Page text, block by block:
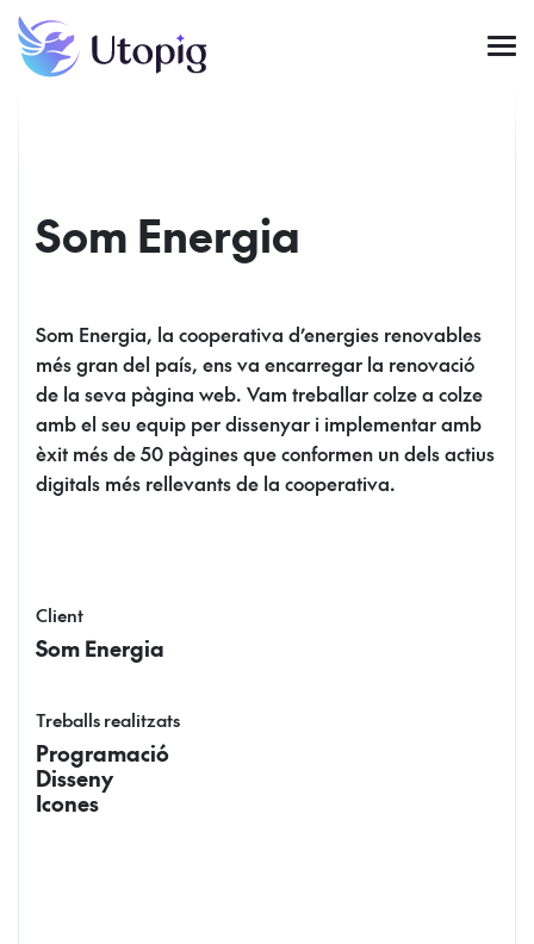
Client
Som Energia
Treballs realitzats
Programació
Disseny
Icones
Som Energia
Som Energia, la cooperativa d’energies renovables
més gran del país, ens va encarregar la renovació
de la seva pàgina web. Vam treballar colze a colze
amb el seu equip per dissenyar i implementar amb
èxit més de 50 pàgines que conformen un dels actius
digitals més rellevants de la cooperativa.